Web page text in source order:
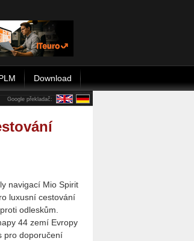
Download
Google překladač:
navigací Mio Spirit
luxusní cestování
odleskům.
44 zemí Evropy
pro doporučení